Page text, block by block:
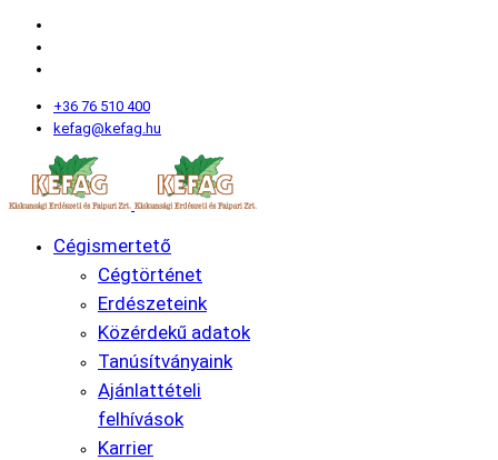
+36 76 510 400
kefag@kefag.hu
Cégismertető
Cégtörténet
Erdészeteink
Közérdekű adatok
Tanúsítványaink
Ajánlattételi
felhívások
Karrier